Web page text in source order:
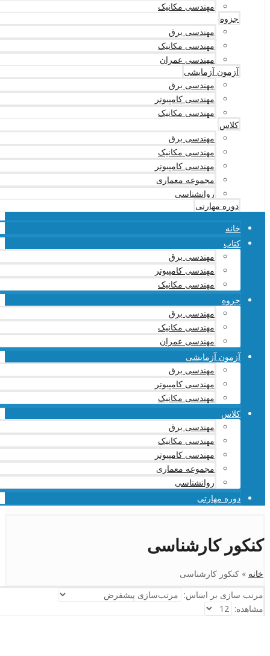
مهندسی مکانیک
جزوه
مهندسی برق
مهندسی مکانیک
مهندسی عمران
آزمون آزمایشی
مهندسی برق
مهندسی کامپیوتر
مهندسی مکانیک
کلاس
مهندسی برق
مهندسی مکانیک
مهندسی کامپیوتر
مجموعه معماری
روانشناسی
دوره مهارتی
خانه
کتاب
مهندسی برق
مهندسی کامپیوتر
مهندسی مکانیک
جزوه
مهندسی برق
مهندسی مکانیک
مهندسی عمران
آزمون آزمایشی
مهندسی برق
مهندسی کامپیوتر
مهندسی مکانیک
کلاس
مهندسی برق
مهندسی مکانیک
مهندسی کامپیوتر
مجموعه معماری
روانشناسی
دوره مهارتی
کنکور کارشناسی
خانه » کنکور کارشناسی
مرتب سازی بر اساس:
مشاهده: